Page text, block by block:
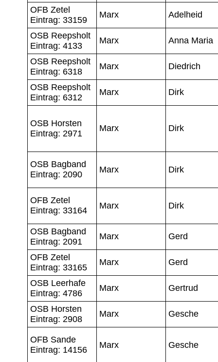
OFB Zetel
Eintrag: 33159
Marx Adelheid
OSB Reepsholt
Eintrag: 4133
Marx Anna Maria
OSB Reepsholt
Eintrag: 6318
Marx Diedrich
OSB Reepsholt
Eintrag: 6312
Marx Dirk
OSB Horsten
Eintrag: 2971
Marx Dirk
OSB Bagband
Eintrag: 2090
Marx Dirk
OFB Zetel
Eintrag: 33164
Marx Dirk
OSB Bagband
Eintrag: 2091
Marx Gerd
OFB Zetel
Eintrag: 33165
Marx Gerd
OSB Leerhafe
Eintrag: 4786
Marx Gertrud
OSB Horsten
Eintrag: 2908
Marx Gesche
OFB Sande
Eintrag: 14156
Marx Gesche